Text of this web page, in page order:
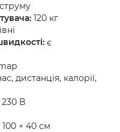
120 кг
є
дистанція, калорії,
230 В
100 × 40 см